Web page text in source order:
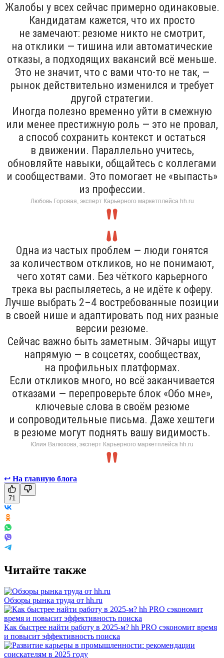
Жалобы у всех сейчас примерно одинаковые.
Кандидатам кажется, что их просто
не замечают: резюме никто не смотрит,
на отклики — тишина или автоматические
отказы, а подходящих вакансий всё меньше.
Это не значит, что с вами что-то не так, —
рынок действительно изменился и требует
другой стратегии.
Иногда полезно временно уйти в смежную
или менее престижную роль — это не провал,
а способ сохранить контекст и остаться
в движении. Параллельно учитесь,
обновляйте навыки, общайтесь с коллегами
и сообществами. Это помогает не «выпасть»
из профессии.
Любовь Горовая, эксперт Карьерного маркетплейса hh.ru
Одна из частых проблем — люди гонятся
за количеством откликов, но не понимают,
чего хотят сами. Без чёткого карьерного
трека вы распыляетесь, а не идёте к оферу.
Лучше выбрать 2–4 востребованные позиции
в своей нише и адаптировать под них разные
версии резюме.
Сейчас важно быть заметным. Эйчары ищут
напрямую — в соцсетях, сообществах,
на профильных платформах.
Если откликов много, но всё заканчивается
отказами — перепроверьте блок «Обо мне»,
ключевые слова в своём резюме
и сопроводительные письма. Даже хештеги
в резюме могут поднять вашу видимость.
Юлия Валюхова, эксперт Карьерного маркетплейса hh.ru
↩ На главную блога
71
Читайте также
Обзоры рынка труда от hh.ru
Как быстрее найти работу в 2025-м? hh PRO сэкономит время
и повысит эффективность поиска